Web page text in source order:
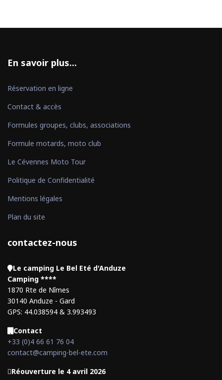
En savoir plus...
Réservation en ligne
Contact & accès
Formules groupes, clubs, associations
Formule motards, moto club
Le Cévennes Moto Tour
Politique de Confidentialité
Mentions légales
Plan du site
contactez-nous
Le camping Le Bel Eté d'Anduze
Camping ****
1870 Rte de Nîmes
30140 Anduze - Gard
GPS: 44.038594 & 3.993493
Contact
+33 (0)4 66 61 76 04
contact@camping-bel-ete.com
Réouverture le 4 avril 2026